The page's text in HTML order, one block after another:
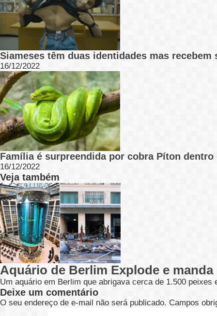
Siameses têm duas identidades mas recebem
16/12/2022
Família é surpreendida por cobra Píton
16/12/2022
Veja também
Aquário de Berlim Explode e
Um aquário em Berlim que abrigava cerca de 1.500
Deixe um comentário
O seu endereço de e-mail não será publicado. Campos